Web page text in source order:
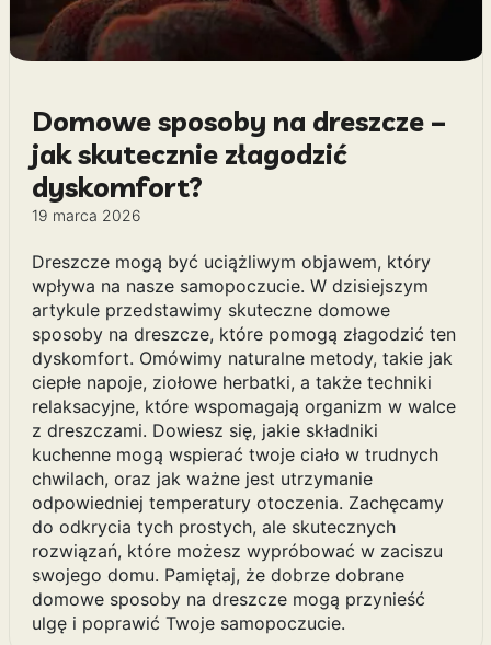
Domowe sposoby na dreszcze –
jak skutecznie złagodzić
dyskomfort?
19 marca 2026
Dreszcze mogą być uciążliwym objawem, który
wpływa na nasze samopoczucie. W dzisiejszym
artykule przedstawimy skuteczne domowe
sposoby na dreszcze, które pomogą złagodzić ten
dyskomfort. Omówimy naturalne metody, takie jak
ciepłe napoje, ziołowe herbatki, a także techniki
relaksacyjne, które wspomagają organizm w walce
z dreszczami. Dowiesz się, jakie składniki
kuchenne mogą wspierać twoje ciało w trudnych
chwilach, oraz jak ważne jest utrzymanie
odpowiedniej temperatury otoczenia. Zachęcamy
do odkrycia tych prostych, ale skutecznych
rozwiązań, które możesz wypróbować w zaciszu
swojego domu. Pamiętaj, że dobrze dobrane
domowe sposoby na dreszcze mogą przynieść
ulgę i poprawić Twoje samopoczucie.